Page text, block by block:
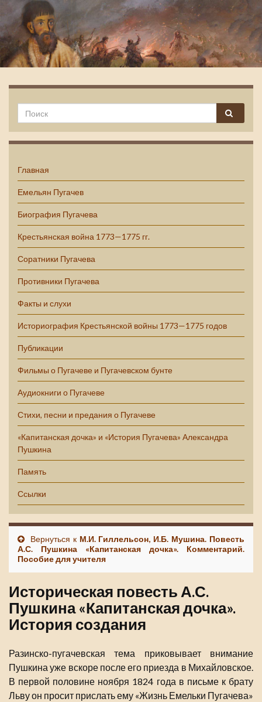
Емельян Пугачев
Главная
Емельян Пугачев
Биография Пугачева
Крестьянская война 1773—1775 гг.
Соратники Пугачева
Противники Пугачева
Факты и слухи
Историография Крестьянской войны 1773—1775 годов
Публикации
Фильмы о Пугачеве и Пугачевском бунте
Аудиокниги о Пугачеве
Стихи, песни и предания о Пугачеве
«Капитанская дочка» и «История Пугачева» Александра
Пушкина
Память
Ссылки
Вернуться к М.И. Гиллельсон, И.Б. Мушина. Повесть
А.С. Пушкина «Капитанская дочка». Комментарий.
Пособие для учителя
Историческая повесть А.С.
Пушкина «Капитанская дочка».
История создания
Разинско-пугачевская тема приковывает внимание
Пушкина уже вскоре после его приезда в Михайловское.
В первой половине ноября 1824 года в письме к брату
Льву он просит прислать ему «Жизнь Емельки Пугачева»